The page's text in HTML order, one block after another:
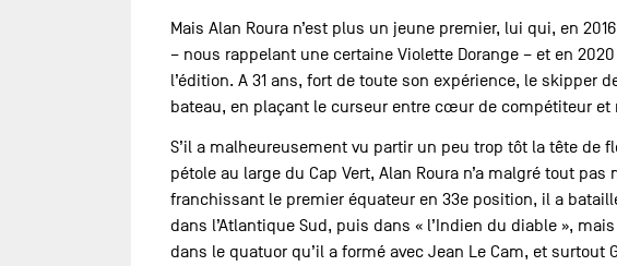
Mais Alan Roura n’est plus un jeune premier, lui qui, en
– nous rappelant une certaine Violette Dorange – et en
l’édition. A 31 ans, fort de toute son expérience, le skipper
bateau, en plaçant le curseur entre cœur de compétiteur et
S’il a malheureusement vu partir un peu trop tôt la tête de
pétole au large du Cap Vert, Alan Roura n’a malgré tout
franchissant le premier équateur en 33e position, il a
dans l’Atlantique Sud, puis dans « l’Indien du diable »,
dans le quatuor qu’il a formé avec Jean Le Cam, et surtout